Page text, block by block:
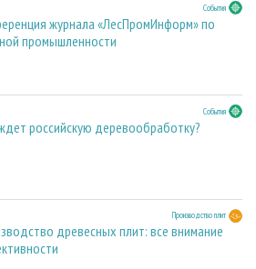
События
журнала «ЛесПромИнформ» по
промышленности
События
российскую деревообработку?
Производство плит
древесных плит: все внимание